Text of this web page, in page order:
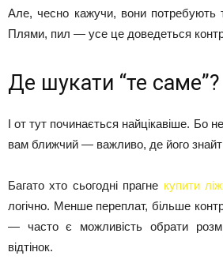
Але, чесно кажучи, вони потребують
Плями, пил — усе це доведеться
Де шукати “те саме”?
І от тут починається найцікавіше. Бо
вам ближчий — важливо, де його
Багато хто сьогодні прагне купити
логічно. Менше переплат, більше
— часто є можливість обрати
відтінок.